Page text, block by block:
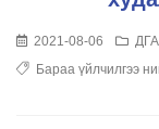
2021-08-06
Бараа үйлчилгээ